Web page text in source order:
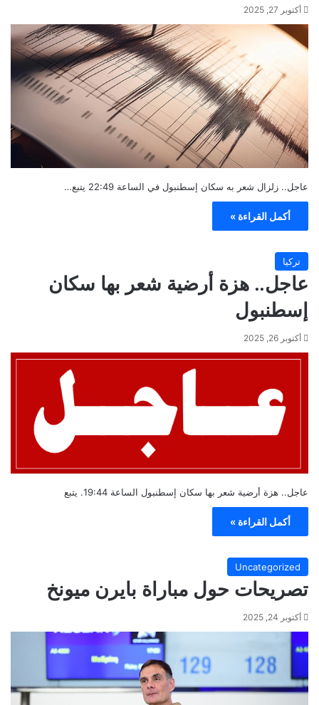
أكتوبر 27, 2025
عاجل.. زلزال شعر به سكان إسطنبول في الساعة 22:49 يتبع…
أكمل القراءة »
تركيا
عاجل.. هزة أرضية شعر بها سكان
إسطنبول
أكتوبر 26, 2025
عاجل.. هزة أرضية شعر بها سكان إسطنبول الساعة 19:44. يتبع
أكمل القراءة »
Uncategorized
تصريحات حول مباراة بايرن ميونخ
أكتوبر 24, 2025